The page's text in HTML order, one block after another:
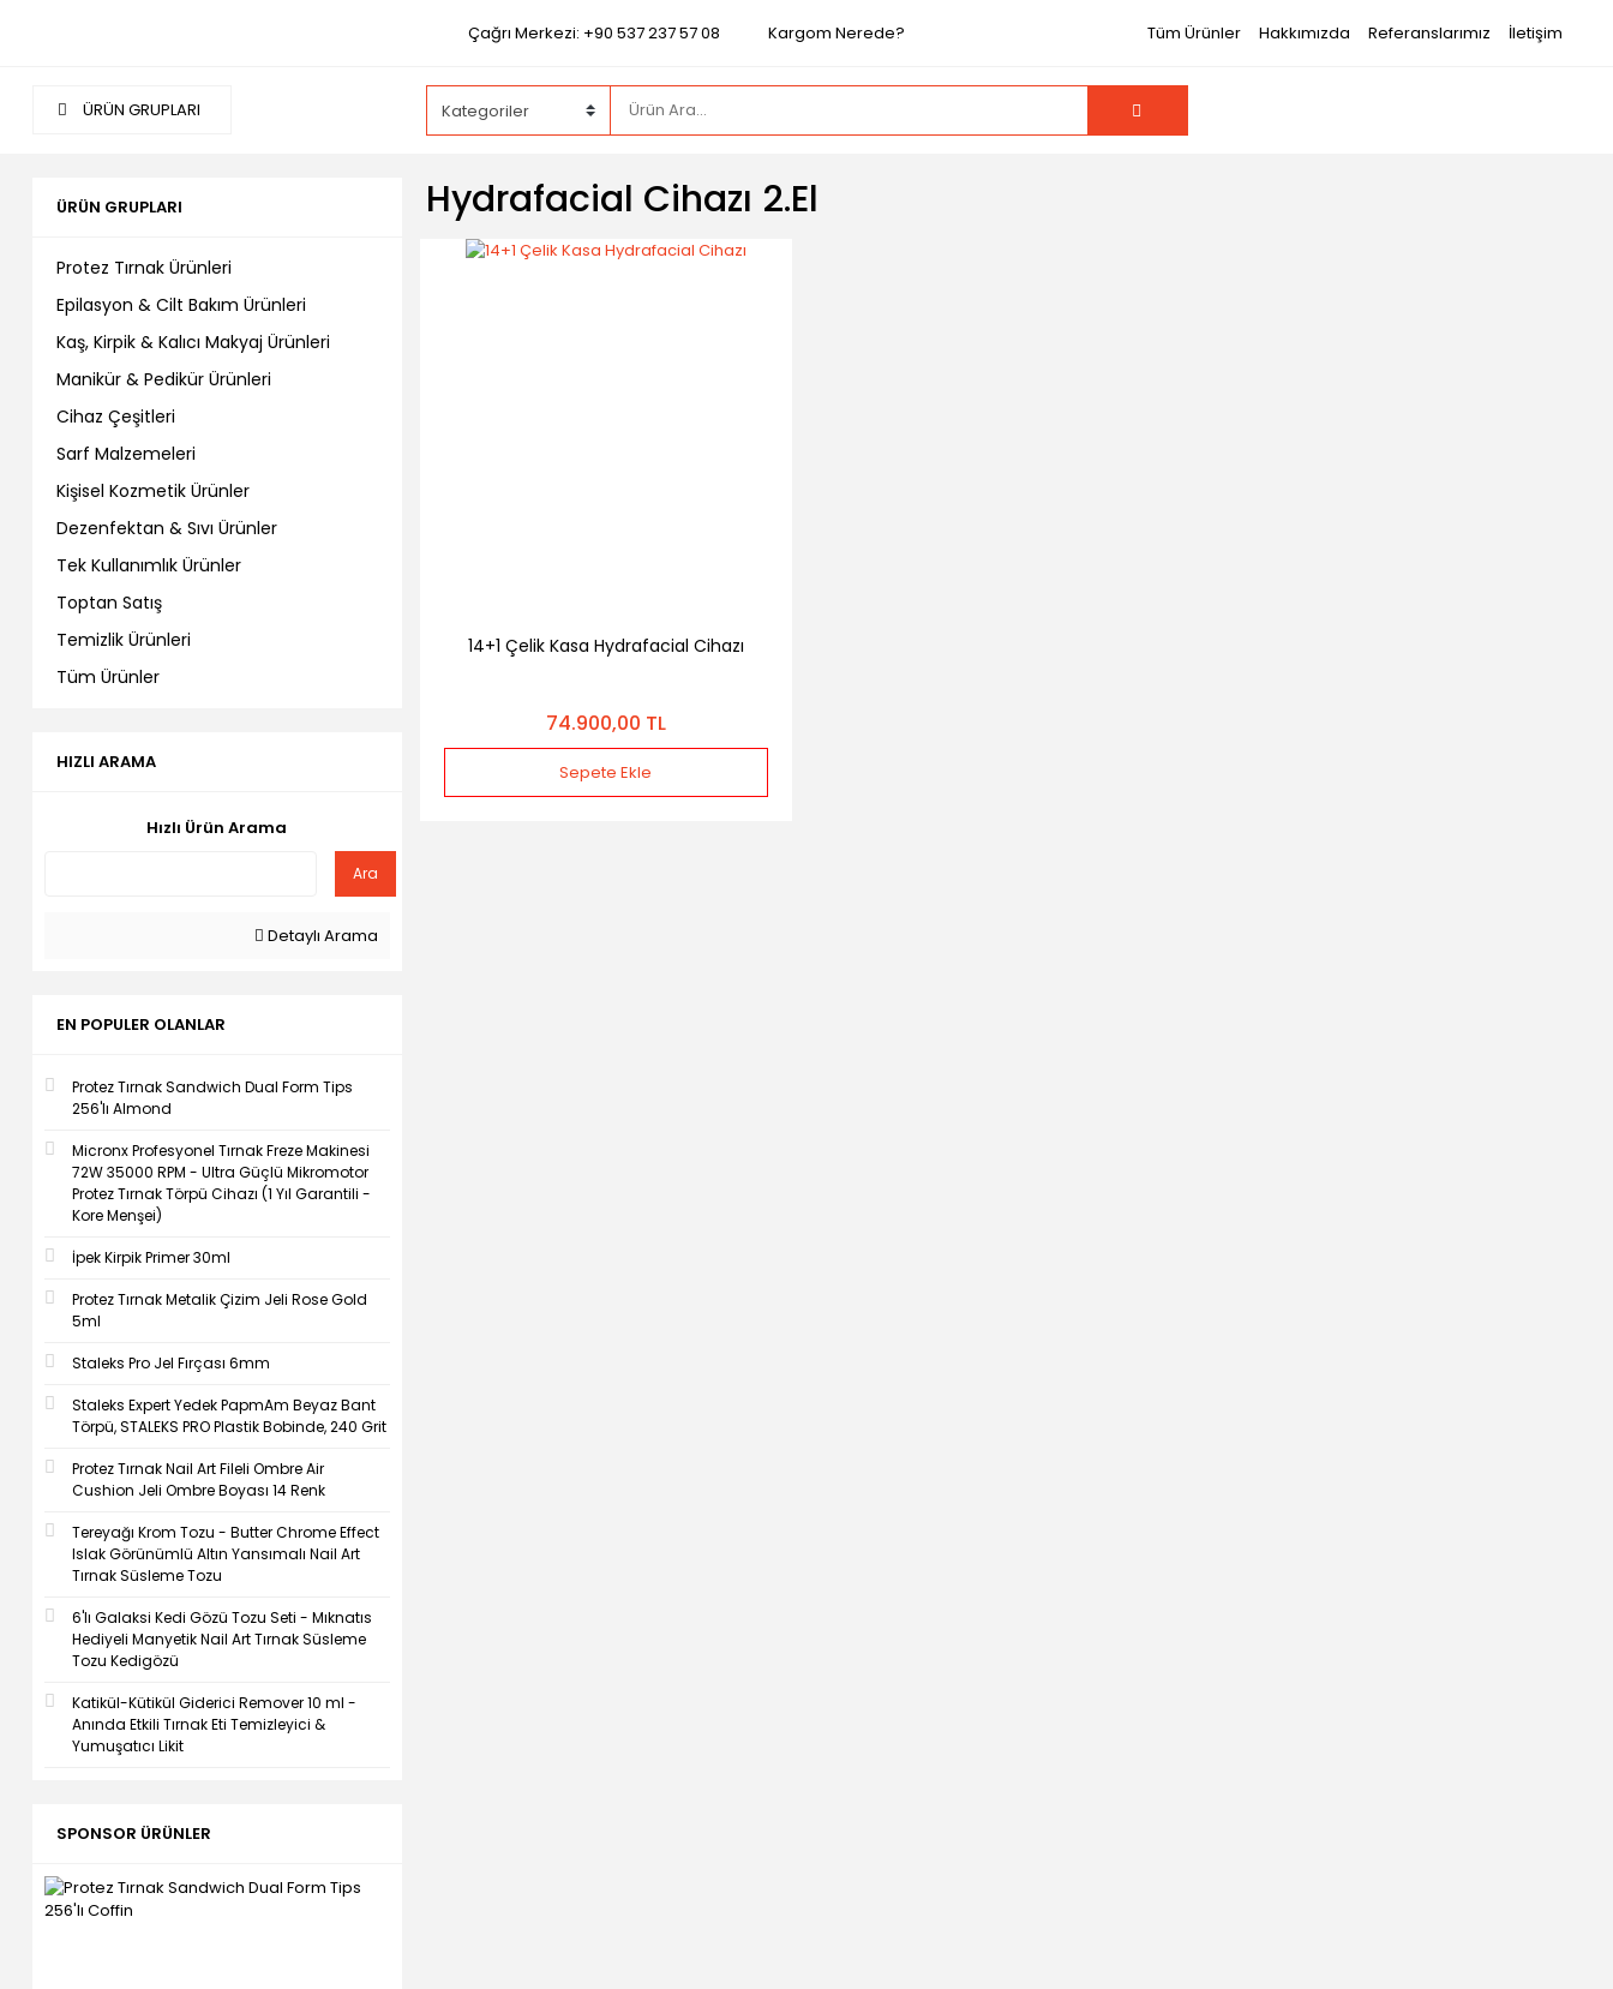
Çağrı Merkezi: +90 537 237 57 08 Kargom Nerede? Tüm Ürünler Hakkımızda Referanslarımız İletişim
ÜRÜN GRUPLARI
ÜRÜN GRUPLARI
Protez Tırnak Ürünleri
Epilasyon & Cilt Bakım Ürünleri
Kaş, Kirpik & Kalıcı Makyaj Ürünleri
Manikür & Pedikür Ürünleri
Cihaz Çeşitleri
Sarf Malzemeleri
Kişisel Kozmetik Ürünler
Dezenfektan & Sıvı Ürünler
Tek Kullanımlık Ürünler
Toptan Satış
Temizlik Ürünleri
Tüm Ürünler
HIZLI ARAMA
Hızlı Ürün Arama
Ara
Detaylı Arama
EN POPULER OLANLAR
Protez Tırnak Sandwich Dual Form Tips
256'lı Almond
Micronx Profesyonel Tırnak Freze Makinesi
72W 35000 RPM - Ultra Güçlü Mikromotor
Protez Tırnak Törpü Cihazı (1 Yıl Garantili -
Kore Menşei)
İpek Kirpik Primer 30ml
Protez Tırnak Metalik Çizim Jeli Rose Gold
5ml
Staleks Pro Jel Fırçası 6mm
Staleks Expert Yedek PapmAm Beyaz Bant
Törpü, STALEKS PRO Plastik Bobinde, 240 Grit
Protez Tırnak Nail Art Fileli Ombre Air
Cushion Jeli Ombre Boyası 14 Renk
Tereyağı Krom Tozu - Butter Chrome Effect
Islak Görünümlü Altın Yansımalı Nail Art
Tırnak Süsleme Tozu
6'lı Galaksi Kedi Gözü Tozu Seti - Mıknatıs
Hediyeli Manyetik Nail Art Tırnak Süsleme
Tozu Kedigözü
Katikül-Kütikül Giderici Remover 10 ml -
Anında Etkili Tırnak Eti Temizleyici &
Yumuşatıcı Likit
SPONSOR ÜRÜNLER
Hydrafacial Cihazı 2.el
14+1 Çelik Kasa Hydrafacial Cihazı
74.900,00 TL
Sepete Ekle